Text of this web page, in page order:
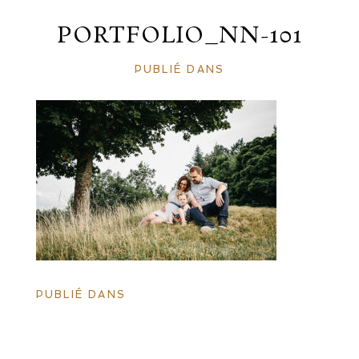
PORTFOLIO_NN-101
PUBLIÉ DANS
PUBLIÉ DANS